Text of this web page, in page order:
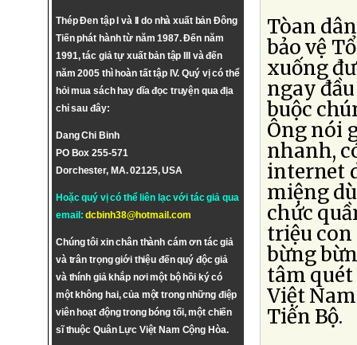
Thép Đen tập I và II do nhà xuất bản Đông
Tiến phát hành từ năm 1987. Đến năm
1991, tác giả tự xuất bản tập III và đến
năm 2005 thì hoàn tất tập IV. Quý vị có thể
hỏi mua sách hay dĩa đọc truyện qua địa
chỉ sau đây:
Dang Chi Binh
PO Box 255-571
Dorchester, MA. 02125, USA
Hoặc quý vị có thể liên lạc với tác giả qua
email:dcbinh38@hotmail.com
Chúng tôi xin chân thành cám ơn tác giả
và trân trọng giới thiệu đến quý độc giả
và thính giả khắp nơi một bộ hồi ký có
một không hai, của một trong những điệp
viên hoạt động trong bóng tối, một chiến
sĩ thuộc Quân Lực Việt Nam Cộng Hòa.
Tòan
bảo vệ
xuống
ngay
buộc
Ông nói
nhanh,
internet
miệng
chức
triệu
bừng
tâm quét
Việt
Tiến Bộ.